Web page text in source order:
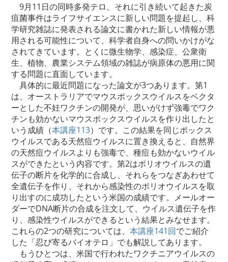
9月11日の同時多発テロ、それに引き続いて起きた炭
疽菌事件はライフサイエンスに新しい問題を提起し、科
学研究雑誌に発表される論文に書かれた新しい情報が悪
用される可能性について、科学者自身への問いかけがな
されてきています。とくに微生物学、感染症、公衆衛
生、植物、農業システム領域の雑誌が病原体の悪用に関
する問題に直面しています。
具体的に最近問題になった論文が3つあります。第1
は、オーストラリアでマウスポックスウイルスをベクタ
ーとした不妊ワクチンの開発が、思いがけず強毒でワク
チンも効かないマウスポックスウイルスを作り出したと
いう成績（本講座113）です。この結果を同じポックス
ウイルスである天然痘ウイルスに置き換えると、自然界
の天然痘ウイルスよりも強毒で、種痘も効かないウイル
スができたという内容です。第2はポリオウイルスの遺
伝子の断片を化学的に合成し、それらをつなぎあわせて
全遺伝子を作り、それから感染性のポリオウイルスを取
り出すのに成功したという米国の成績です。メールオー
ダーでDNA断片の合成を注文して、ウイルス遺伝子を作
り、感染性ウイルスができるという結果とみなせます。
これらの2つの研究については、本講座141回でご紹介
した「忍び寄るバイオテロ」でも解説してあります。
もうひとつは、米国で行われたワクチニアウイルスの